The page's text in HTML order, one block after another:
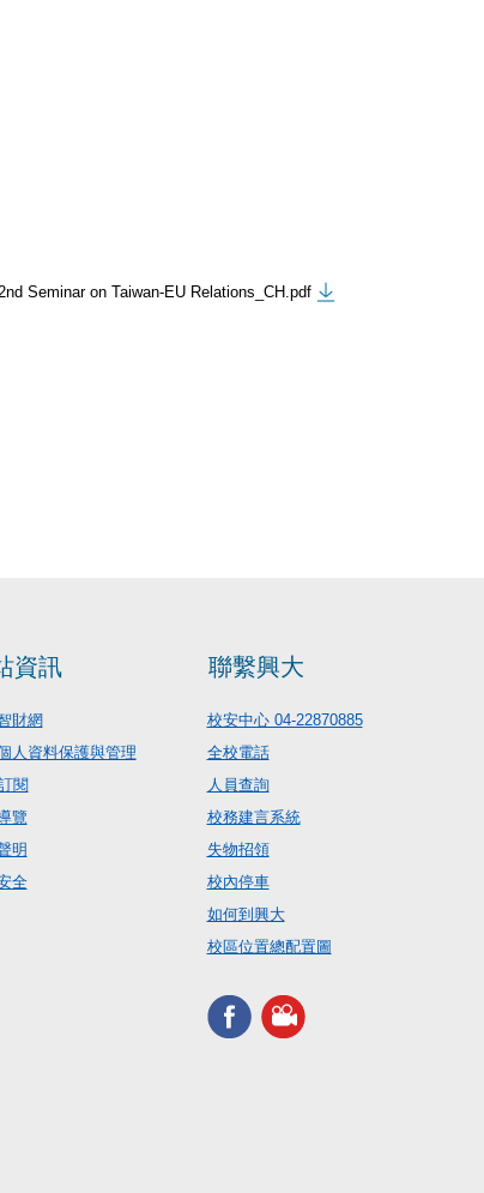
Seminar on Taiwan-EU Relations_CH.pdf
資訊
財網
人資料保護與管理
閱
覽
明
全
聯繫興大
校安中心 04-22870885
全校電話
人員查詢
校務建言系統
失物招領
校內停車
如何到興大
校區位置總配置圖